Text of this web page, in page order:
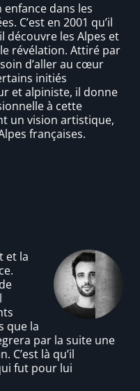
enfance dans les
C’est en 2001 qu’il
découvre les Alpes et
révélation. Attiré par
d’aller au cœur
initiés
et alpiniste, il donne
à cette
un vision artistique,
françaises.
et la
que la
par la suite une
C’est là qu’il
fut pour lui